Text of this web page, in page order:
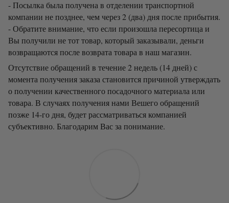
- Посылка была получена в отделении транспортной
компании не позднее, чем через 2 (два) дня после прибытия.
- Обратите внимание, что если произошла пересортица и
Вы получили не тот товар, который заказывали, деньги
возвращаются после возврата товара в наш магазин.
Отсутствие обращений в течение 2 недель (14 дней) с
момента получения заказа становится причиной утверждать
о получении качественного посадочного материала или
товара. В случаях получения нами Вешего обращений
позже 14-го дня, будет рассматриваться компанией
субъективно. Благодарим Вас за понимание.